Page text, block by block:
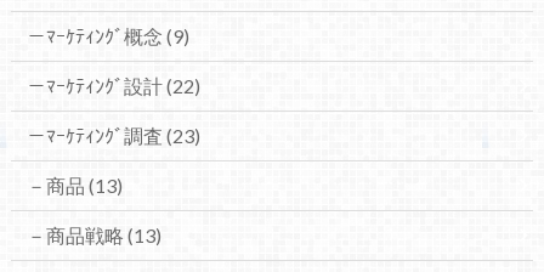
－ﾏｰｹﾃｨﾝｸﾞ概念 (9)
－ﾏｰｹﾃｨﾝｸﾞ設計(22)
－ﾏｰｹﾃｨﾝｸﾞ調査 (23)
－商品 (13)
－商品戦略 (13)